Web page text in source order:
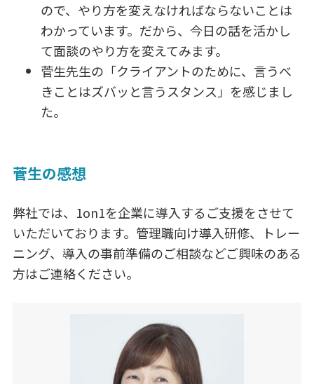
ので、やり方を変えなければならないことは
わかっています。だから、今日の話を活かし
て面談のやり方を変えてみます。
菅生先生の「クライアントのために、言うべ
きことはズバッと言うスタンス」を感じまし
た。
菅生の感想
弊社では、1on1を企業に導入するご支援をさせて
いただいております。管理職向け導入研修、トレー
ニング、導入の事前準備のご相談などご興味のある
方はご連絡ください。